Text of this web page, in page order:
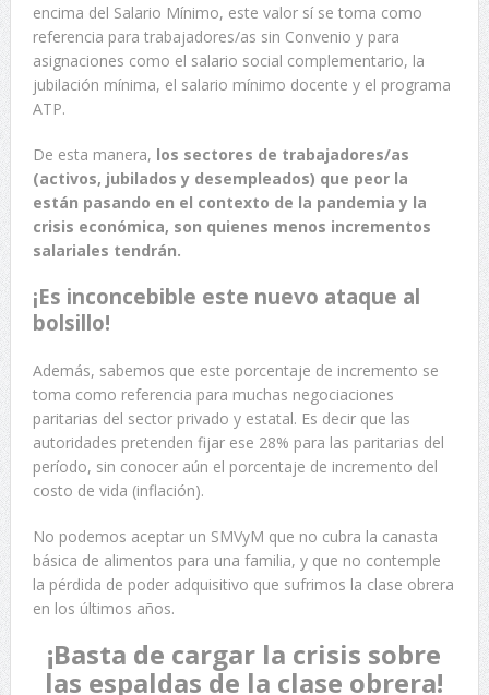
encima del Salario Mínimo, este valor sí se toma como
referencia para trabajadores/as sin Convenio y para
asignaciones como el salario social complementario, la
jubilación mínima, el salario mínimo docente y el programa
ATP.
De esta manera, los sectores de trabajadores/as
(activos, jubilados y desempleados) que peor la
están pasando en el contexto de la pandemia y la
crisis económica, son quienes menos incrementos
salariales tendrán.
¡Es inconcebible este nuevo ataque al
bolsillo!
Además, sabemos que este porcentaje de incremento se
toma como referencia para muchas negociaciones
paritarias del sector privado y estatal. Es decir que las
autoridades pretenden fijar ese 28% para las paritarias del
período, sin conocer aún el porcentaje de incremento del
costo de vida (inflación).
No podemos aceptar un SMVyM que no cubra la canasta
básica de alimentos para una familia, y que no contemple
la pérdida de poder adquisitivo que sufrimos la clase obrera
en los últimos años.
¡Basta de cargar la crisis sobre
las espaldas de la clase obrera!